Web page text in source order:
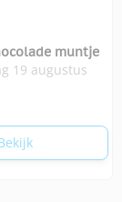
muntje
19 augustus